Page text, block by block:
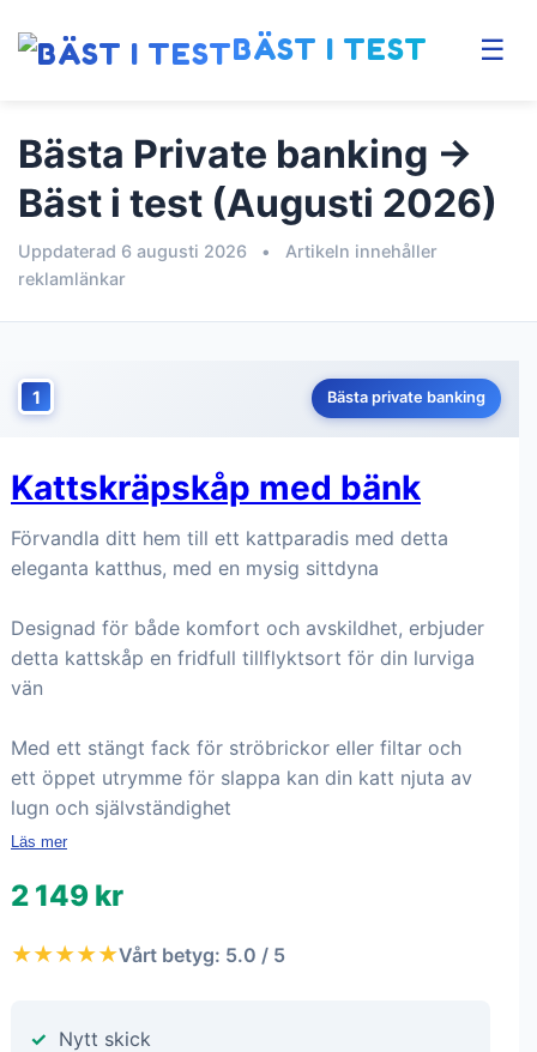
BÄST I TEST ☰
Bästa Private banking →
Bäst i test (Augusti 2026)
Uppdaterad 6 augusti 2026 •
Artikeln innehåller
reklamlänkar
1 Bästa private banking
Kattskräpskåp med bänk
Förvandla ditt hem till ett kattparadis med detta
eleganta katthus, med en mysig sittdyna
Designad för både komfort och avskildhet, erbjuder
detta kattskåp en fridfull tillflyktsort för din lurviga
vän
Med ett stängt fack för ströbrickor eller filtar och
ett öppet utrymme för slappa kan din katt njuta av
lugn och självständighet
Läs mer
2 149 kr
★★★★★Vårt betyg: 5.0 / 5
Nytt skick